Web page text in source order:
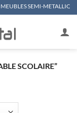
SEMI-
SCOLAIRE”